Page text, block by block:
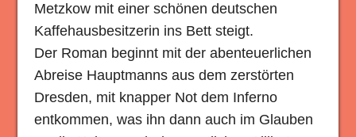
Metzkow mit einer schönen deutschen
Kaffehausbesitzerin ins Bett steigt.
Der Roman beginnt mit der abenteuerlichen
Abreise Hauptmanns aus dem zerstörten
Dresden, mit knapper Not dem Inferno
entkommen, was ihn dann auch im Glauben